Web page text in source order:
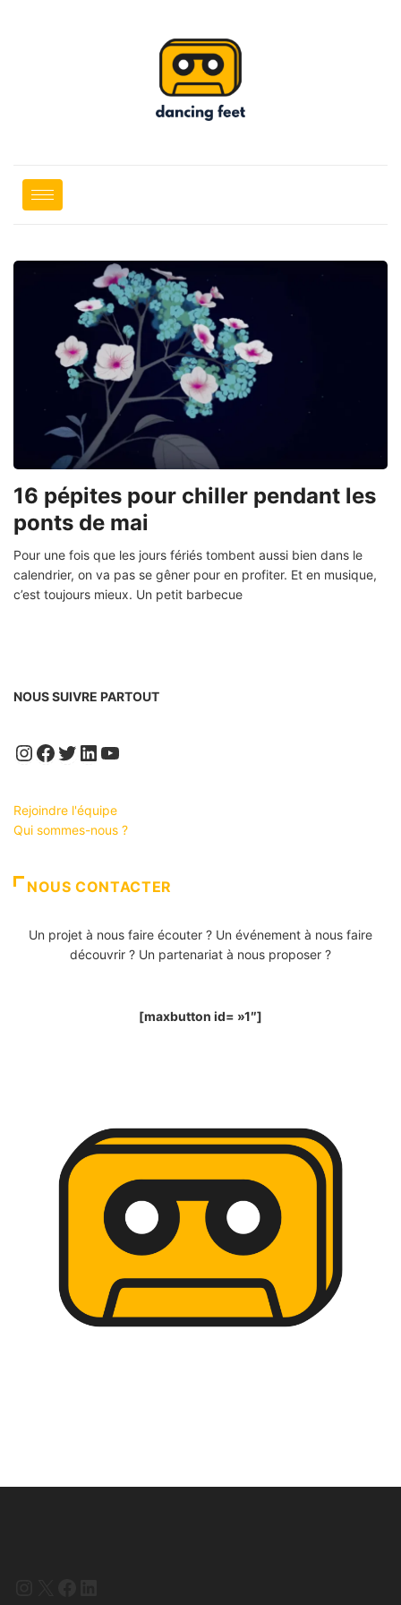
16 pépites pour chiller pendant les
ponts de mai
Pour une fois que les jours fériés tombent aussi bien dans le
calendrier, on va pas se gêner pour en profiter. Et en musique,
c’est toujours mieux. Un petit barbecue
NOUS SUIVRE PARTOUT
Instagram
Facebook
Twitter
LinkedIn
YouTube
Rejoindre l'équipe
Qui sommes-nous ?
NOUS CONTACTER
Un projet à nous faire écouter ? Un événement à nous faire
découvrir ? Un partenariat à nous proposer ?
[maxbutton id= »1″]